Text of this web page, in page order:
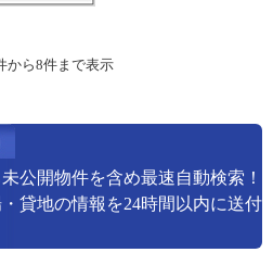
公開物件を含め最速自動検索！
貸地の情報を24時間以内に送付
から8件まで表示